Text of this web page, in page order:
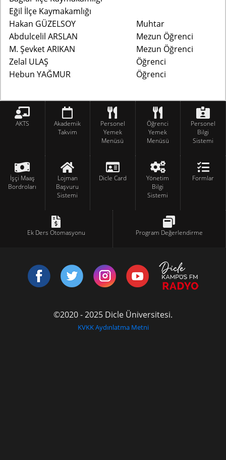
Eğil İlçe Kaymakamlığı
Hakan GÜZELSOY
Muhtar
Abdulcelil ARSLAN
Mezun Öğrenci
M. Şevket ARIKAN
Mezun Öğrenci
Zelal ULAŞ
Öğrenci
Hebun YAĞMUR
Öğrenci
AKTS
Akademik
Takvim
Personel
Yemek
Menüsü
Öğrenci
Yemek
Menüsü
Personel
Bilgi
Sistemi
İşçi Maaş
Bordroları
Lojman
Başvuru
Sistemi
Dicle Card
Yönetim
Bilgi
Sistemi
Formlar
Ek Ders Otomasyonu Program Değerlendirme
©2020 - 2025 Dicle Üniversitesi.
KVKK Aydınlatma Metni